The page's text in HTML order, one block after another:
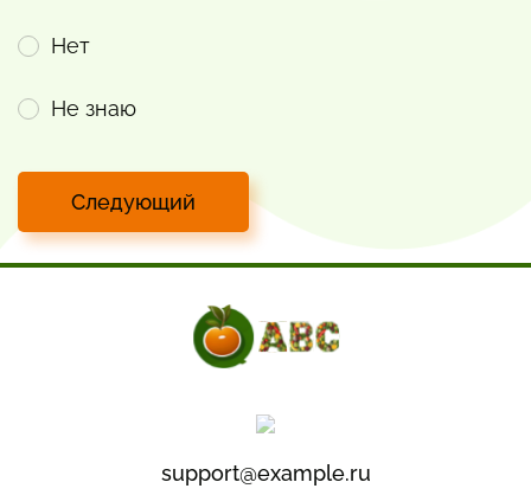
Нет
Не знаю
Следующий
support@example.ru